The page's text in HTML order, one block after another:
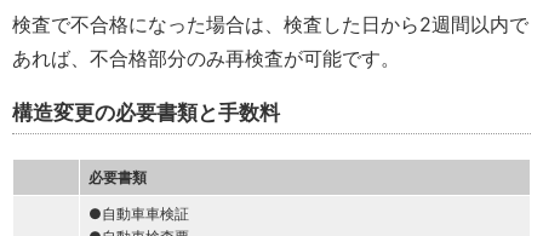
検査で不合格になった場合は、検査した日から2週間以内で
あれば、不合格部分のみ再検査が可能です。
構造変更の必要書類と手数料
必要書類
●自動車車検証